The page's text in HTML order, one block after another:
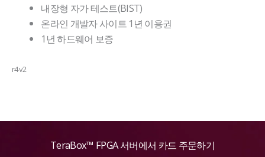
내장형 자가 테스트(BIST)
온라인 개발자 사이트 1년 이용권
1년 하드웨어 보증
r4v2
TeraBox™ FPGA 서버에서 카드 주문하기